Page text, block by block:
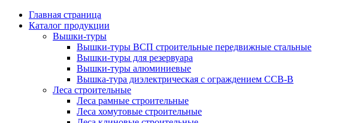
Главная страница
Каталог продукции
Вышки-туры
Вышки-туры ВСП строительные передвижные стальные
Вышки-туры для резервуара
Вышки-туры алюминиевые
Вышка-тура диэлектрическая с ограждением ССВ-В
Леса строительные
Леса рамные строительные
Леса хомутовые строительные